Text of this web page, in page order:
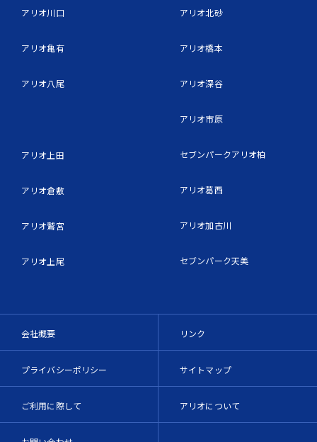
アリオ川口
アリオ亀有
アリオ八尾
アリオ上田
アリオ倉敷
アリオ鷲宮
アリオ上尾
アリオ北砂
アリオ橋本
アリオ深谷
アリオ市原
セブンパークアリオ柏
アリオ葛西
アリオ加古川
セブンパーク天美
会社概要
プライバシーポリシー
ご利用に際して
リンク
サイトマップ
アリオについて